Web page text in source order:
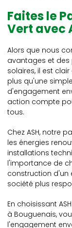
Faites le
Vert avec
Alors que nous
avantages et des
solaires, il est
plus qu'une
d'engagement
action compte
tous.
Chez ASH, notre
les énergies
installations
l'importance de
construction d'un
société plus
En choisissant
à Bouguenais,
l'engagement